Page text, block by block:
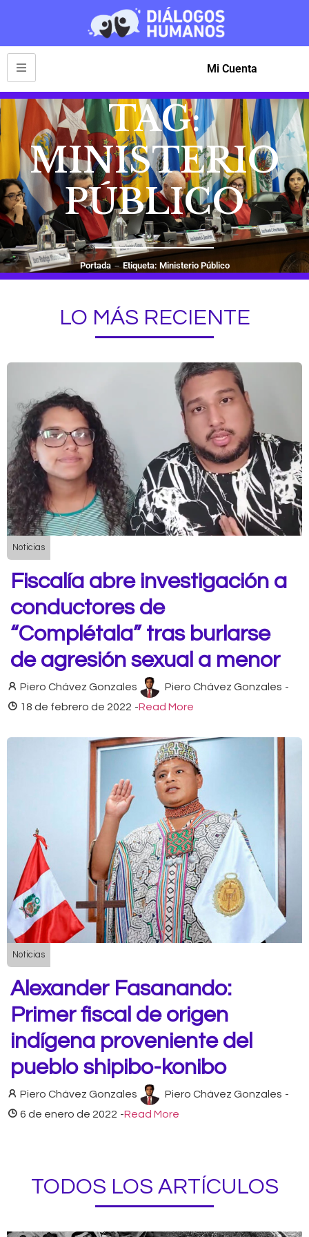
Mi Cuenta
TAG:
MINISTERIO
PÚBLICO
Portada Etiqueta: Ministerio Público
LO MÁS RECIENTE
Noticias
Fiscalía abre investigación a
conductores de
“Complétala” tras burlarse
de agresión sexual a menor
Piero Chávez Gonzales Piero Chávez Gonzales -
18 de febrero de 2022 -Read More
Noticias
Alexander Fasanando:
Primer fiscal de origen
indígena proveniente del
pueblo shipibo-konibo
Piero Chávez Gonzales Piero Chávez Gonzales -
6 de enero de 2022 -Read More
TODOS LOS ARTÍCULOS